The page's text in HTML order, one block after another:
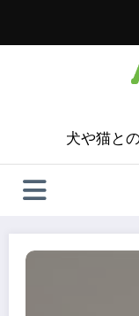
犬や猫と